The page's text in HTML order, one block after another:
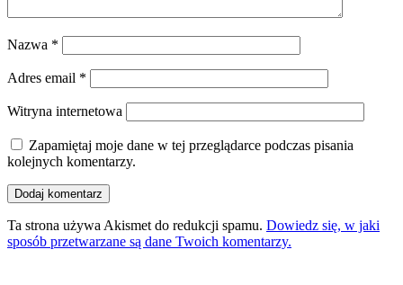
Nazwa *
Adres email *
Witryna internetowa
Zapamiętaj moje dane w tej przeglądarce podczas pisania
kolejnych komentarzy.
Ta strona używa Akismet do redukcji spamu. Dowiedz się, w jaki
sposób przetwarzane są dane Twoich komentarzy.